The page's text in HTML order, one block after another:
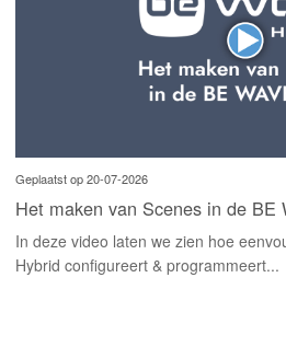
Geplaatst op 20-07-2026
Het maken van Scenes in de BE
In deze video laten we zien hoe
Hybrid configureert & programmeert...